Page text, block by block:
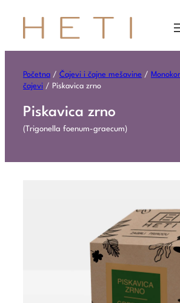
Početna / Čajevi i čajne mešavine /
čajevi / Piskavica zrno
Piskavica zrno
(Trigonella foenum-graecum)